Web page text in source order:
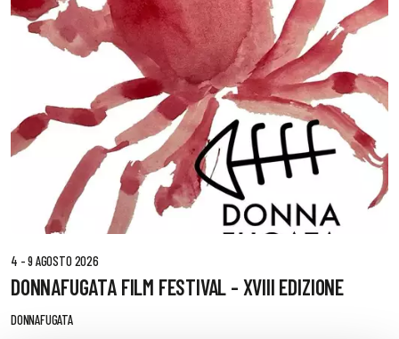
4 - 9 AGOSTO 2026
DONNAFUGATA FILM FESTIVAL - XVIII EDIZIONE
DONNAFUGATA